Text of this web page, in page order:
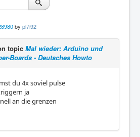
by pl7i92
topic Mal wieder: Arduino und
Boards - Deutsches Howto
du 4x soviel pulse
ja
an die grenzen